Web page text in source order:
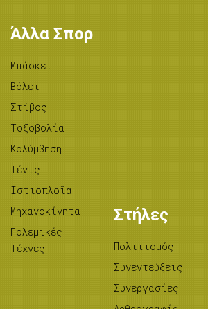
Άλλα Σπορ
Μπάσκετ
Βόλεϊ
Στίβος
Tοξοβολία
Κολύμβηση
Τένις
Ιστιοπλοΐα
Μηχανοκίνητα
Πολεμικές
Τέχνες
Στήλες
Πολιτισμός
Συνεντεύξεις
Συνεργασίες